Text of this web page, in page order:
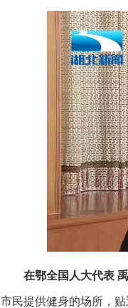
在鄂全国人大代表 禹
市民提供健身的场所，贴